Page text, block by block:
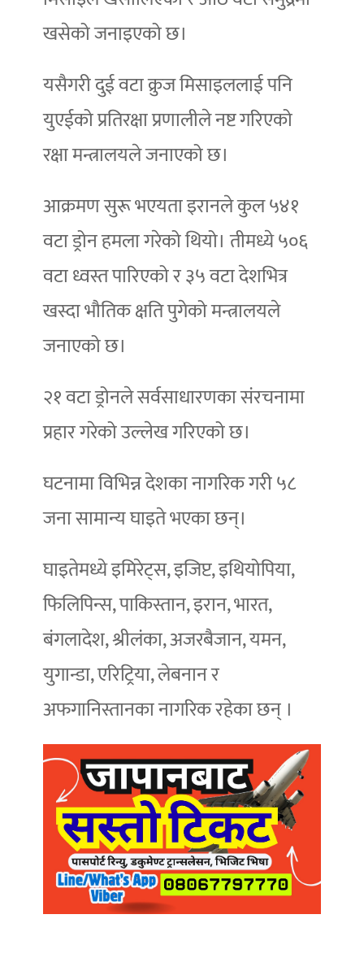
खसेको जनाइएको छ।
यसैगरी दुई वटा क्रुज मिसाइललाई पनि
युएईको प्रतिरक्षा प्रणालीले नष्ट गरिएको
रक्षा मन्त्रालयले जनाएको छ।
आक्रमण सुरू भएयता इरानले कुल ५४१
वटा ड्रोन हमला गरेको थियो। तीमध्ये ५०६
वटा ध्वस्त पारिएको र ३५ वटा देशभित्र
खस्दा भौतिक क्षति पुगेको मन्त्रालयले
जनाएको छ।
२१ वटा ड्रोनले सर्वसाधारणका संरचनामा
प्रहार गरेको उल्लेख गरिएको छ।
घटनामा विभिन्न देशका नागरिक गरी ५८
जना सामान्य घाइते भएका छन्।
घाइतेमध्ये इमिरेट्स, इजिप्ट, इथियोपिया,
फिलिपिन्स, पाकिस्तान, इरान, भारत,
बंगलादेश, श्रीलंका, अजरबैजान, यमन,
युगान्डा, एरिट्रिया, लेबनान र
अफगानिस्तानका नागरिक रहेका छन् ।